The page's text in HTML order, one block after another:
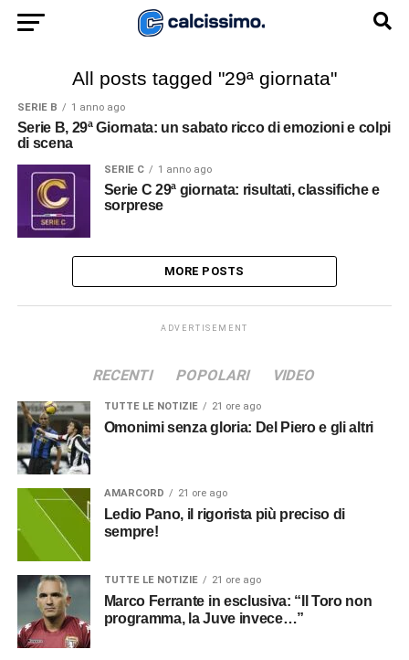
All posts tagged "29ª giornata"
SERIE B 1 anno ago
Serie B, 29ª Giornata: un sabato ricco di emozioni e colpi
di scena
SERIE C 1 anno ago
Serie C 29ª giornata: risultati, classifiche e
sorprese
MORE POSTS
ADVERTISEMENT
RECENTI POPOLARI VIDEO
TUTTE LE NOTIZIE 21 ore ago
Omonimi senza gloria: Del Piero e gli altri
AMARCORD 21 ore ago
Ledio Pano, il rigorista più preciso di
sempre!
TUTTE LE NOTIZIE 21 ore ago
Marco Ferrante in esclusiva: “Il Toro non
programma, la Juve invece…”